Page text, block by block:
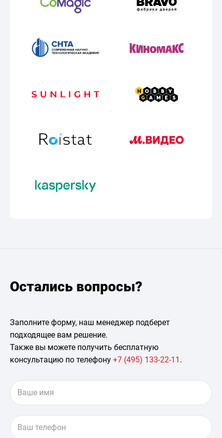
Остались вопросы?
Заполните форму, наш менеджер подберет
подходящее вам решение.
Также вы можете получить бесплатную
консультацию по телефону +7 (495) 133-22-11 .